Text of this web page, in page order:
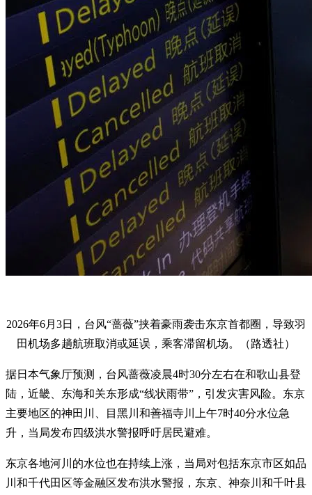
2026年6月3日，台风“蔷薇”挟着豪雨袭击东京首都圈，导致羽
田机场多趟航班取消或延误，乘客滞留机场。（路透社）
据日本气象厅预测，台风蔷薇凌晨4时30分左右在和歌山县登
陆，近畿、东海和关东形成“线状雨带”，引发灾害风险。东京
主要地区的神田川、目黑川和善福寺川上午7时40分水位急
升，当局发布四级洪水警报呼吁居民避难。
东京各地河川的水位也在持续上涨，当局对包括东京市区如品
川和千代田区等金融区发布洪水警报，东京、神奈川和千叶县